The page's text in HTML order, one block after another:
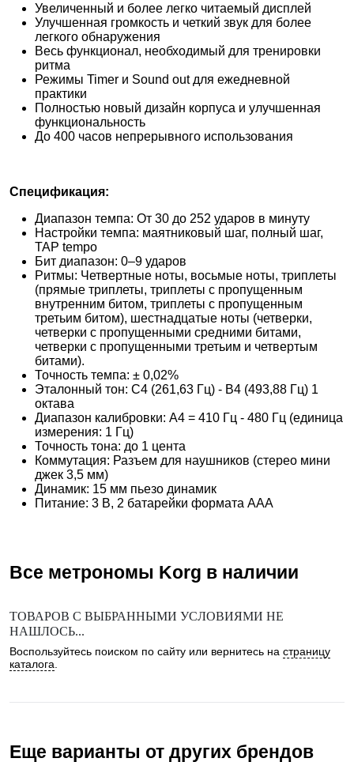
Увеличенный и более легко читаемый дисплей
Улучшенная громкость и четкий звук для более
легкого обнаружения
Весь функционал, необходимый для тренировки
ритма
Режимы Timer и Sound out для ежедневной
практики
Полностью новый дизайн корпуса и улучшенная
функциональность
До 400 часов непрерывного использования
Спецификация:
Диапазон темпа: От 30 до 252 ударов в минуту
Настройки темпа: маятниковый шаг, полный шаг,
TAP tempo
Бит диапазон: 0–9 ударов
Ритмы: Четвертные ноты, восьмые ноты, триплеты
(прямые триплеты, триплеты с пропущенным
внутренним битом, триплеты с пропущенным
третьим битом), шестнадцатые ноты (четверки,
четверки с пропущенными средними битами,
четверки с пропущенными третьим и четвертым
битами).
Точность темпа: ± 0,02%
Эталонный тон: C4 (261,63 Гц) - B4 (493,88 Гц) 1
октава
Диапазон калибровки: A4 = 410 Гц - 480 Гц (единица
измерения: 1 Гц)
Точность тона: до 1 цента
Коммутация: Разъем для наушников (стерео мини
джек 3,5 мм)
Динамик: 15 мм пьезо динамик
Питание: 3 В, 2 батарейки формата AAA
Все метрономы Korg в наличии
ТОВАРОВ С ВЫБРАННЫМИ УСЛОВИЯМИ НЕ
НАШЛОСЬ...
Воспользуйтесь поиском по сайту или вернитесь на страницу
каталога
Еще варианты от других брендов